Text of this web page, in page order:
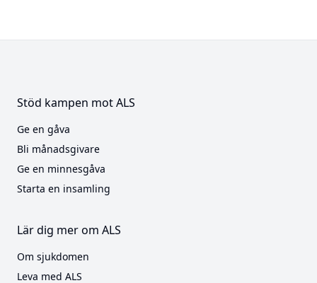
Stöd kampen mot ALS
Ge en gåva
Bli månadsgivare
Ge en minnesgåva
Starta en insamling
Lär dig mer om ALS
Om sjukdomen
Leva med ALS